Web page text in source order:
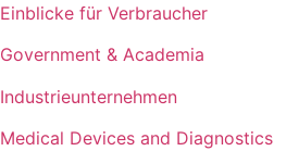
Einblicke für Verbraucher
Government & Academia
Industrieunternehmen
Medical Devices and Diagnostics